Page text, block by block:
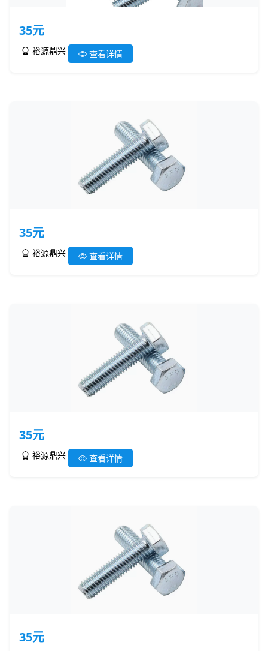
35元
裕源鼎兴 查看详情
35元
裕源鼎兴 查看详情
35元
裕源鼎兴 查看详情
35元